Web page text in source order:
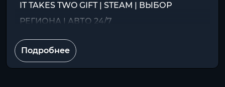
IT TAKES TWO GIFT | STEAM | ВЫБОР
РЕГИОНА | АВТО 24/7
Подробнее